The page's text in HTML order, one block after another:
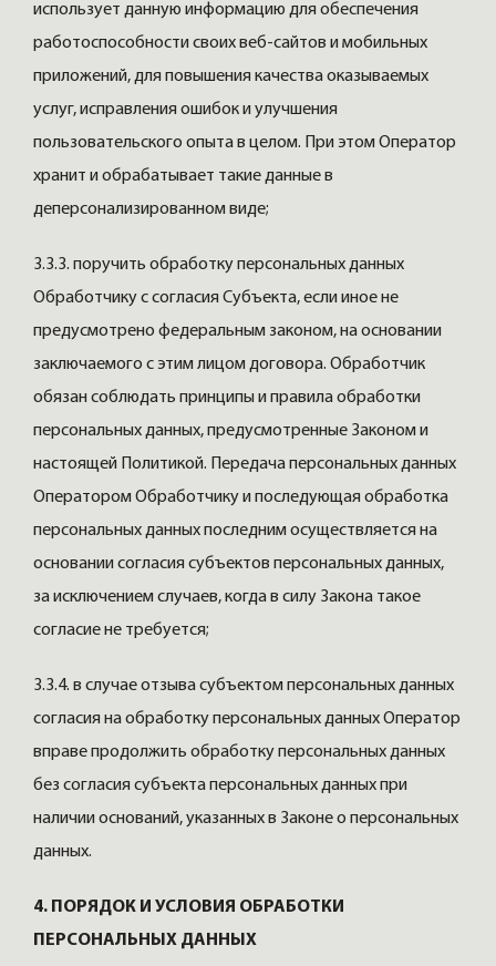
использует данную информацию для обеспечения
работоспособности своих веб-сайтов и мобильных
приложений, для повышения качества оказываемых
услуг, исправления ошибок и улучшения
пользовательского опыта в целом. При этом Оператор
хранит и обрабатывает такие данные в
деперсонализированном виде;
3.3.3. поручить обработку персональных данных
Обработчику с согласия Субъекта, если иное не
предусмотрено федеральным законом, на основании
заключаемого с этим лицом договора. Обработчик
обязан соблюдать принципы и правила обработки
персональных данных, предусмотренные Законом и
настоящей Политикой. Передача персональных данных
Оператором Обработчику и последующая обработка
персональных данных последним осуществляется на
основании согласия субъектов персональных данных,
за исключением случаев, когда в силу Закона такое
согласие не требуется;
3.3.4. в случае отзыва субъектом персональных данных
согласия на обработку персональных данных Оператор
вправе продолжить обработку персональных данных
без согласия субъекта персональных данных при
наличии оснований, указанных в Законе о персональных
данных.
4. ПОРЯДОК И УСЛОВИЯ ОБРАБОТКИ
ПЕРСОНАЛЬНЫХ ДАННЫХ